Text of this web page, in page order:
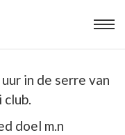
in de serre van
club.
doel m.n